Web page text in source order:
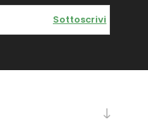
Sottoscrivi